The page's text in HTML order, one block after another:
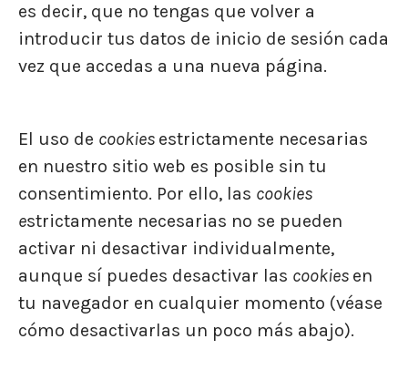
es decir, que no tengas que volver a
introducir tus datos de inicio de sesión cada
vez que accedas a una nueva página.
El uso de cookies estrictamente necesarias
en nuestro sitio web es posible sin tu
consentimiento. Por ello, las cookies
estrictamente necesarias no se pueden
activar ni desactivar individualmente,
aunque sí puedes desactivar las cookies en
tu navegador en cualquier momento (véase
cómo desactivarlas un poco más abajo).